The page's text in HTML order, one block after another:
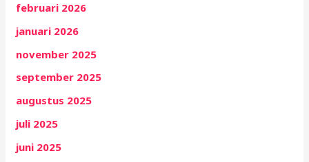
februari 2026
januari 2026
november 2025
september 2025
augustus 2025
juli 2025
juni 2025